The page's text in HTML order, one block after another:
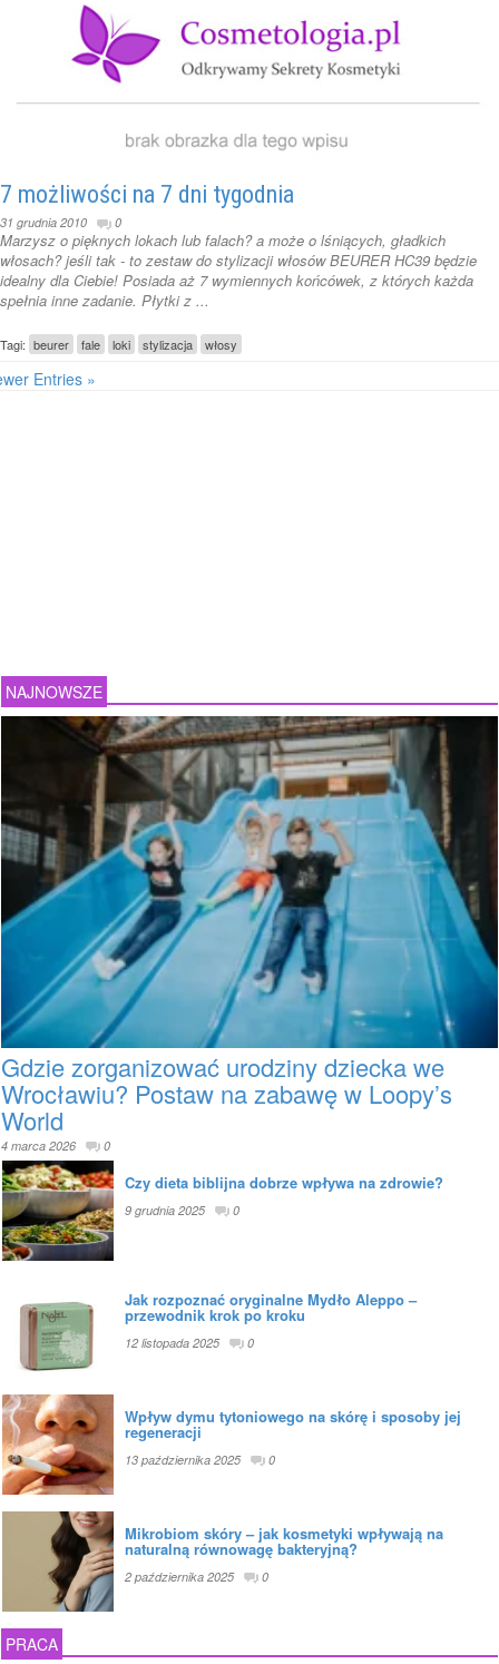
7 możliwości na 7 dni tygodnia
31 grudnia 2010 0
Marzysz o pięknych lokach lub falach? a może o lśniących, gładkich
włosach? jeśli tak - to zestaw do stylizacji włosów BEURER HC39 będzie
idealny dla Ciebie! Posiada aż 7 wymiennych końcówek, z których każda
spełnia inne zadanie. Płytki z ...
Tagi: beurer fale loki stylizacja włosy
Entries »
NAJNOWSZE
Gdzie zorganizować urodziny dziecka we
Wrocławiu? Postaw na zabawę w Loopy’s
World
4 marca 2026 0
Czy dieta biblijna dobrze wpływa na zdrowie?
9 grudnia 2025 0
Jak rozpoznać oryginalne Mydło Aleppo –
przewodnik krok po kroku
12 listopada 2025 0
Wpływ dymu tytoniowego na skórę i sposoby jej
regeneracji
13 października 2025 0
Mikrobiom skóry – jak kosmetyki wpływają na
naturalną równowagę bakteryjną?
2 października 2025 0
PRACA